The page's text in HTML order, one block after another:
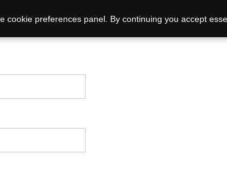
cookie preferences panel. By continuing you accept